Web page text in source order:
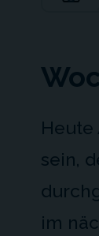
Heute
sein,
im